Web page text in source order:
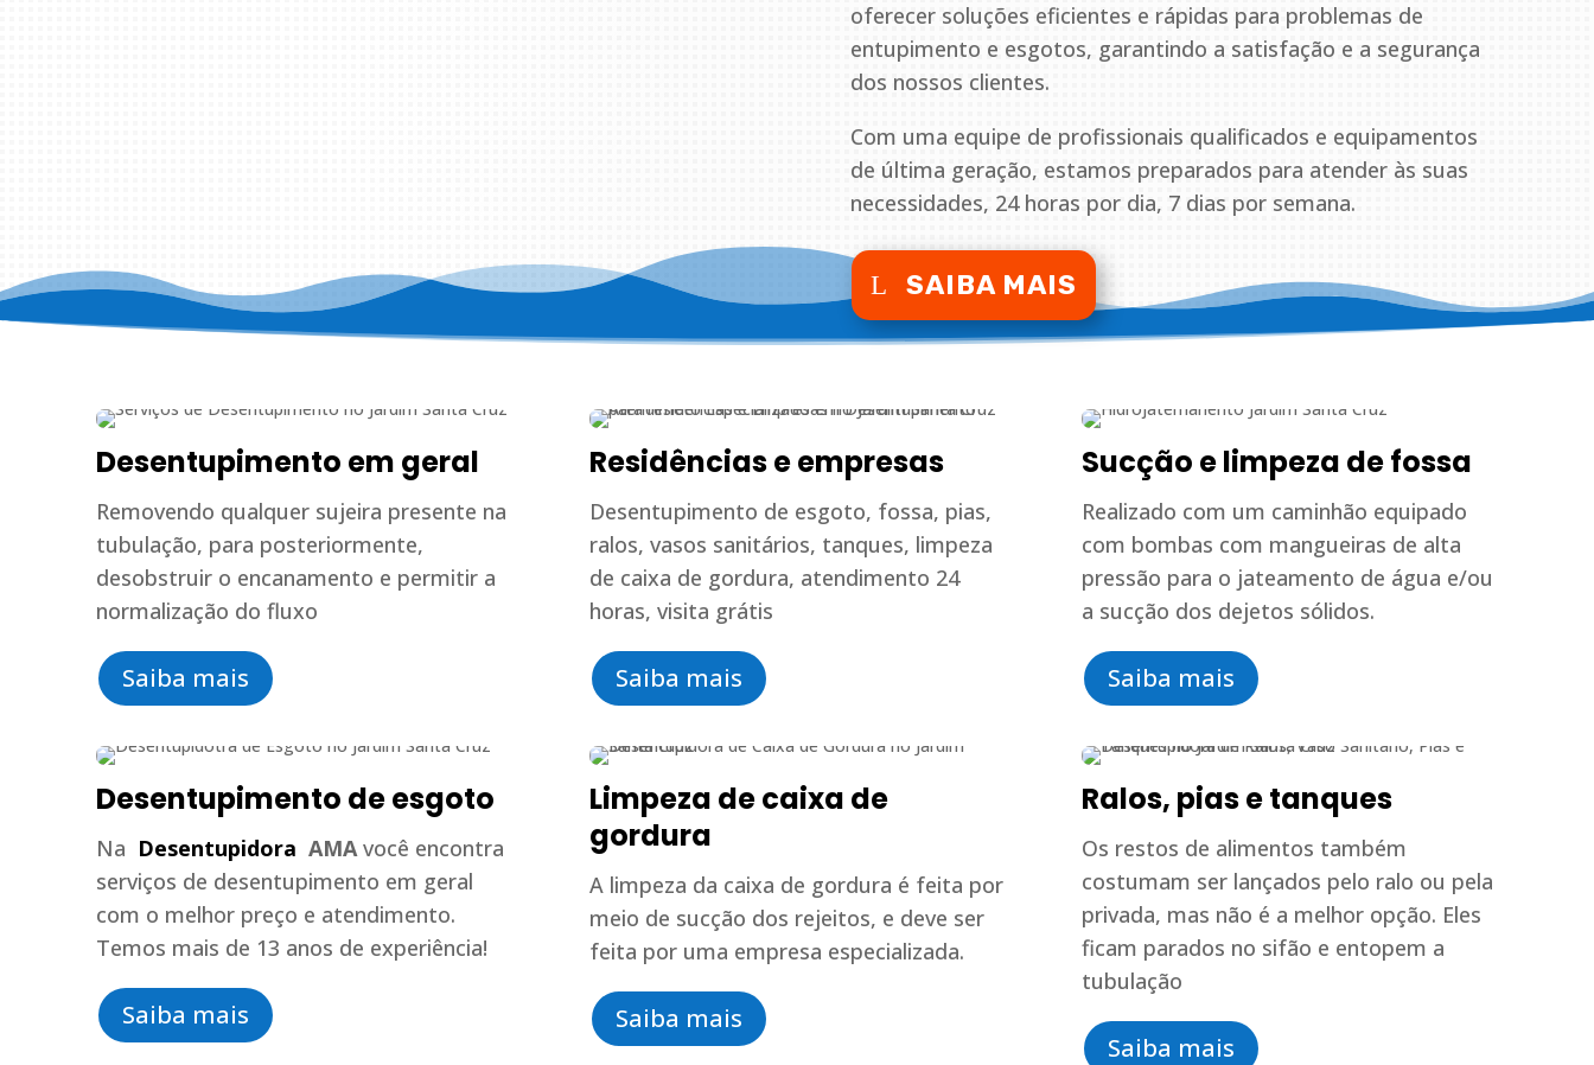
oferecer soluções eficientes e rápidas para problemas de
entupimento e esgotos, garantindo a satisfação e a segurança
dos nossos clientes.
Com uma equipe de profissionais qualificados e equipamentos
de última geração, estamos preparados para atender às suas
necessidades, 24 horas por dia, 7 dias por semana.
SAIBA MAIS
Desentupimento em geral
Removendo qualquer sujeira presente na
tubulação, para posteriormente,
desobstruir o encanamento e permitir a
normalização do fluxo
Saiba mais
Desentupimento de esgoto
Na Desentupidora AMAvocê encontra
serviços de desentupimento em geral
com o melhor preço e atendimento.
Temos mais de 13 anos de experiência!
Saiba mais
Residências e empresas
Desentupimento de esgoto, fossa, pias,
ralos, vasos sanitários, tanques, limpeza
de caixa de gordura, atendimento 24
horas, visita grátis
Saiba mais
Limpeza de caixa de
gordura
A limpeza da caixa de gordura é feita por
meio de sucção dos rejeitos, e deve ser
feita por uma empresa especializada.
Saiba mais
Sucção e limpeza de fossa
Realizado com um caminhão equipado
com bombas com mangueiras de alta
pressão para o jateamento de água e/ou
a sucção dos dejetos sólidos.
Saiba mais
Ralos, pias e tanques
Os restos de alimentos também
costumam ser lançados pelo ralo ou pela
privada, mas não é a melhor opção. Eles
ficam parados no sifão e entopem a
tubulação
Saiba mais